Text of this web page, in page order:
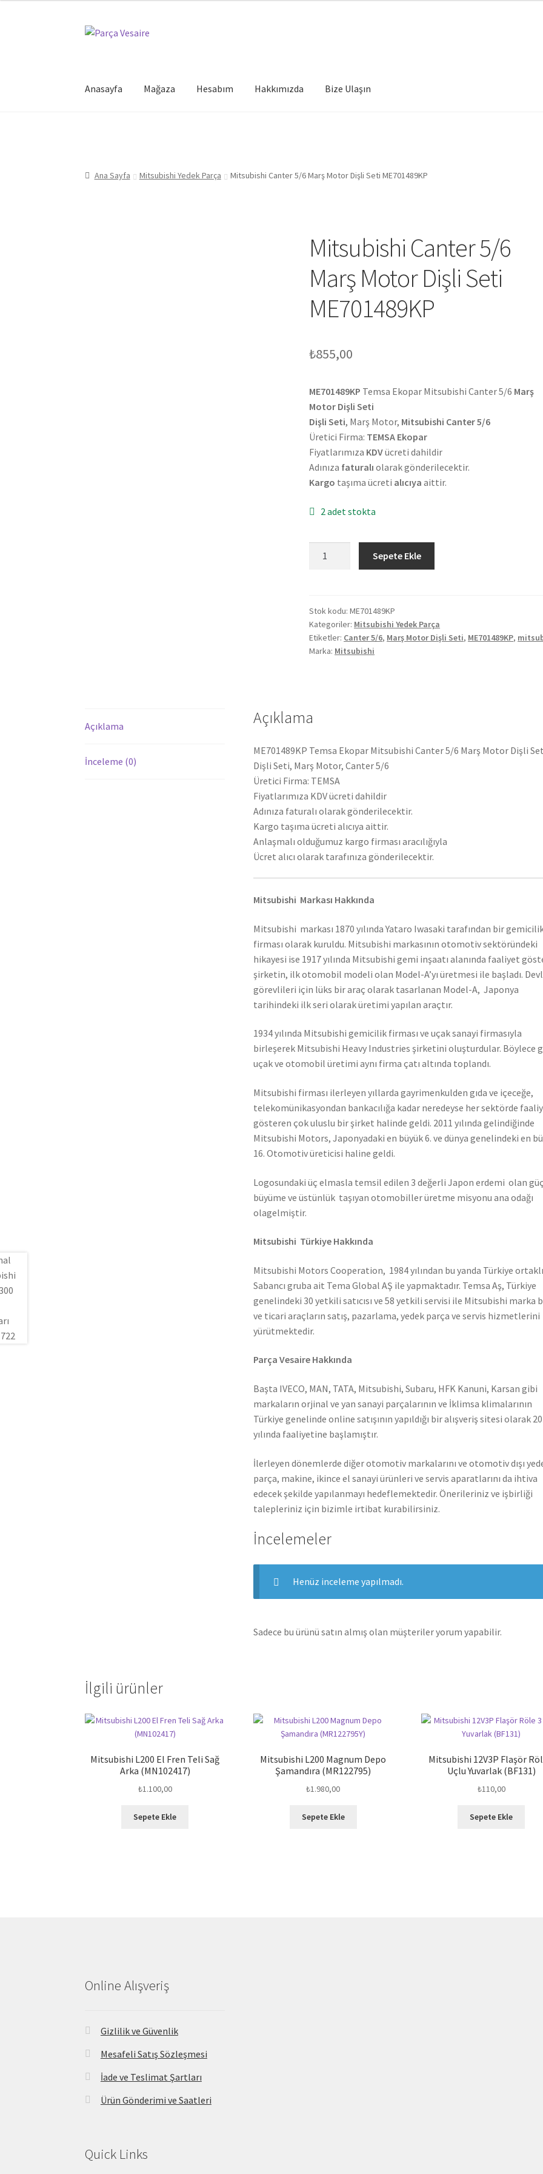
Dolaşıma
İçeriğe
Anasayfa Mağaza Hesabım Hakkımızda Bize Ulaşın
Ana Sayfa Mitsubishi Yedek Parça Mitsubishi Canter 5/6 Marş Motor Dişli Seti ME701489KP
Mitsubishi Canter 5/6
Marş Motor Dişli Seti
ME701489KP
₺855,00
ME701489KP Temsa Ekopar Mitsubishi Canter 5/6 Marş
Motor Dişli Seti
Dişli Seti, Marş Motor, Mitsubishi Canter 5/6
Üretici Firma: TEMSA Ekopar
Fiyatlarımıza KDVücreti dahildir
Adınıza faturalı olarak gönderilecektir.
Kargo taşıma ücreti alıcıya aittir.
2 adet stokta
Motor
Dişli
Seti
ME701489KP
Sepete Ekle
Stok kodu:ME701489KP
Kategoriler: Mitsubishi Yedek Parça
Etiketler: Canter 5/6, Marş Motor Dişli Seti, ME701489KP,
Marka: Mitsubishi
Açıklama
İnceleme (0)
Açıklama
ME701489KP Temsa Ekopar Mitsubishi Canter 5/6 Marş Motor Dişli
Dişli Seti, Marş Motor, Canter 5/6
Üretici Firma: TEMSA
Fiyatlarımıza KDV ücreti dahildir
Adınıza faturalı olarak gönderilecektir.
Kargo taşıma ücreti alıcıya aittir.
Anlaşmalı olduğumuz kargo firması aracılığıyla
Ücret alıcı olarak tarafınıza gönderilecektir.
Mitsubishi Markası Hakkında
Mitsubishi markası 1870 yılında Yataro Iwasaki tarafından bir
firması olarak kuruldu. Mitsubishi markasının otomotiv sektöründeki
hikayesi ise 1917 yılında Mitsubishi gemi inşaatı alanında faaliyet
şirketin, ilk otomobil modeli olan Model-A’yı üretmesi ile başladı.
görevlileri için lüks bir araç olarak tasarlanan Model-A, Japonya
tarihindeki ilk seri olarak üretimi yapılan araçtır.
1934 yılında Mitsubishi gemicilik firması ve uçak sanayi firmasıyla
birleşerek Mitsubishi Heavy Industries şirketini oluşturdular. Böylece
uçak ve otomobil üretimi aynı firma çatı altında toplandı.
Mitsubishi firması ilerleyen yıllarda gayrimenkulden gıda ve içeceğe,
telekomünikasyondan bankacılığa kadar neredeyse her sektörde
gösteren çok uluslu bir şirket halinde geldi. 2011 yılında gelindiğinde
Mitsubishi Motors, Japonyadaki en büyük 6. ve dünya genelindeki en
16. Otomotiv üreticisi haline geldi.
Logosundaki üç elmasla temsil edilen 3 değerli Japon erdemi olan
büyüme ve üstünlük taşıyan otomobiller üretme misyonu ana odağı
olagelmiştir.
Mitsubishi Türkiye Hakkında
Mitsubishi Motors Cooperation, 1984 yılından bu yanda Türkiye
Sabancı gruba ait Tema Global AŞ ile yapmaktadır. Temsa Aş, Türkiye
genelindeki 30 yetkili satıcısı ve 58 yetkili servisi ile Mitsubishi marka
ve ticari araçların satış, pazarlama, yedek parça ve servis hizmetlerini
yürütmektedir.
Parça Vesaire Hakkında
Başta IVECO, MAN, TATA, Mitsubishi, Subaru, HFK Kanuni, Karsan gibi
markaların orjinal ve yan sanayi parçalarının ve İklimsa klimalarının
Türkiye genelinde online satışının yapıldığı bir alışveriş sitesi olarak
yılında faaliyetine başlamıştır.
İlerleyen dönemlerde diğer otomotiv markalarını ve otomotiv dışı
parça, makine, ikince el sanayi ürünleri ve servis aparatlarını da ihtiva
edecek şekilde yapılanmayı hedeflemektedir. Önerileriniz ve işbirliği
talepleriniz için bizimle irtibat kurabilirsiniz.
İncelemeler
Henüz inceleme yapılmadı.
Sadece bu ürünü satın almış olan müşteriler yorum yapabilir.
İlgili ürünler
Mitsubishi L200 El Fren Teli Sağ
Arka (MN102417)
₺1.100,00
Sepete Ekle
Mitsubishi L200 Magnum Depo
Şamandıra (MR122795)
₺1.980,00
Sepete Ekle
Mitsubishi 12V3P Flaşör
Uçlu Yuvarlak (BF131)
₺110,00
Sepete Ekle
Online Alışveriş
Gizlilik ve Güvenlik
Mesafeli Satış Sözleşmesi
İade ve Teslimat Şartları
Ürün Gönderimi ve Saatleri
Quick Links